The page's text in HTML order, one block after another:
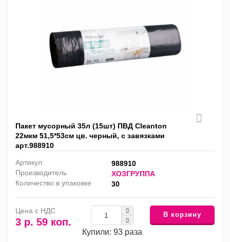
Пакет мусорный 35л (15шт) ПВД Cleanton
22мкм 51,5*53см цв. черный, с завязками
арт.988910
Артикул
988910
Производитель
ХОЗГРУППА
Количество в упаковке
30
Цена с НДС
3 р. 59 коп.
Купили: 93 раза
В корзину